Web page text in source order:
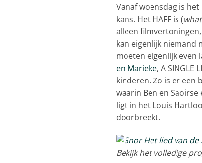
Vanaf woensdag is
kans. Het HAFF is (
alleen
kan eigenlijk niemand
moeten eigenlijk even
en Marieke, A SINGLE
kinderen. Zo is er een
waarin Ben en
ligt in het Louis
doorbreekt.
Bekijk het volledige